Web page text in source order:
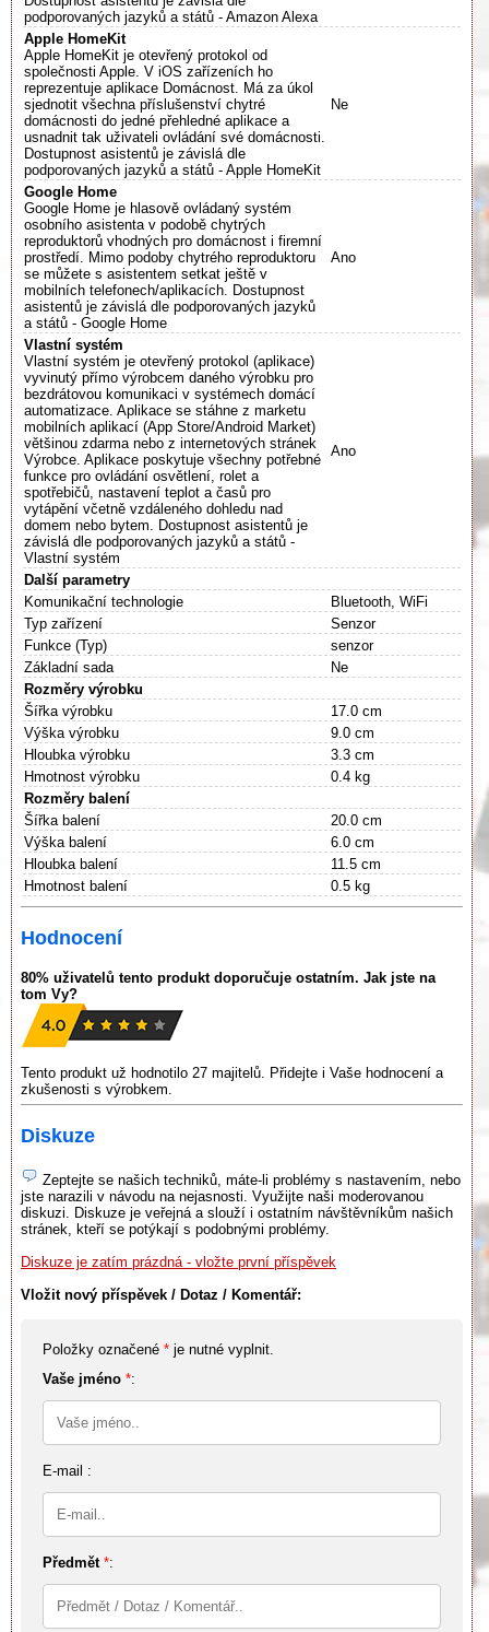
podporovaných jazyků a států - Amazon Alexa
Apple HomeKit
Apple HomeKit je otevřený protokol od
společnosti Apple. V iOS zařízeních ho
reprezentuje aplikace Domácnost. Má za úkol
sjednotit všechna příslušenství chytré
domácnosti do jedné přehledné aplikace a
usnadnit tak uživateli ovládání své domácnosti.
Dostupnost asistentů je závislá dle
podporovaných jazyků a států - Apple HomeKit
Ne
Google Home
Google Home je hlasově ovládaný systém
osobního asistenta v podobě chytrých
reproduktorů vhodných pro domácnost i firemní
prostředí. Mimo podoby chytrého reproduktoru
se můžete s asistentem setkat ještě v
mobilních telefonech/aplikacích. Dostupnost
asistentů je závislá dle podporovaných jazyků
a států - Google Home
Ano
Vlastní systém
Vlastní systém je otevřený protokol (aplikace)
vyvinutý přímo výrobcem daného výrobku pro
bezdrátovou komunikaci v systémech domácí
automatizace. Aplikace se stáhne z marketu
mobilních aplikací (App Store/Android Market)
většinou zdarma nebo z internetových stránek
Výrobce. Aplikace poskytuje všechny potřebné
funkce pro ovládání osvětlení, rolet a
spotřebičů, nastavení teplot a časů pro
vytápění včetně vzdáleného dohledu nad
domem nebo bytem. Dostupnost asistentů je
závislá dle podporovaných jazyků a států -
Vlastní systém
Ano
Další parametry
Komunikační technologie
Bluetooth, WiFi
Typ zařízení
Senzor
Funkce (Typ)
senzor
Základní sada
Ne
Rozměry výrobku
Šířka výrobku
17.0 cm
Výška výrobku
9.0 cm
Hloubka výrobku
3.3 cm
Hmotnost výrobku
0.4 kg
Rozměry balení
Šířka balení
20.0 cm
Výška balení
6.0 cm
Hloubka balení
11.5 cm
Hmotnost balení
0.5 kg
Hodnocení
80% uživatelů tento produkt doporučuje ostatním. Jak jste na
tom Vy?
Tento produkt už hodnotilo 27 majitelů. Přidejte i Vaše hodnocení a
zkušenosti s výrobkem.
Diskuze
Zeptejte se našich techniků, máte-li problémy s nastavením, nebo
jste narazili v návodu na nejasnosti. Využijte naši moderovanou
diskuzi. Diskuze je veřejná a slouží i ostatním návštěvníkům našich
stránek, kteří se potýkají s podobnými problémy.
Diskuze je zatím prázdná - vložte první příspěvek
Vložit nový příspěvek / Dotaz / Komentář:
Položky označené * je nutné vyplnit.
Vaše jméno *:
E-mail :
Předmět *: